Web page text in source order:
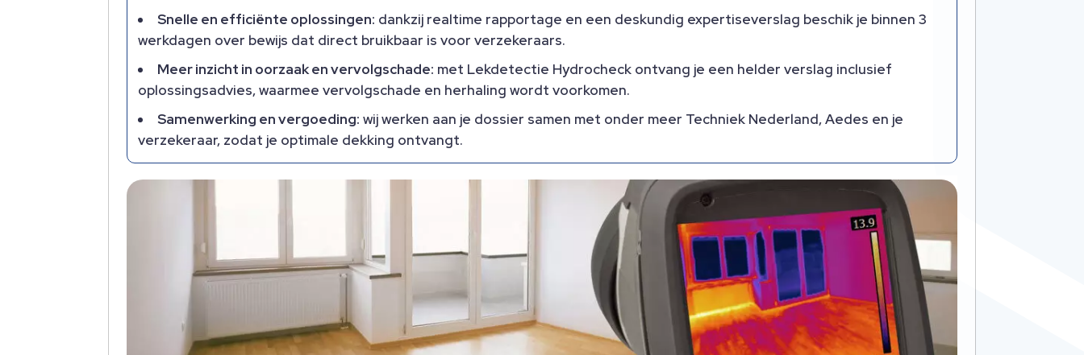
Snelle en efficiënte oplossingen: dankzij realtime rapportage en een deskundig expertiseverslag beschik je binnen 3
werkdagen over bewijs dat direct bruikbaar is voor verzekeraars.
Meer inzicht in oorzaak en vervolgschade: met Lekdetectie Hydrocheck ontvang je een helder verslag inclusief
oplossingsadvies, waarmee vervolgschade en herhaling wordt voorkomen.
Samenwerking en vergoeding: wij werken aan je dossier samen met onder meer Techniek Nederland, Aedes en je
verzekeraar, zodat je optimale dekking ontvangt.